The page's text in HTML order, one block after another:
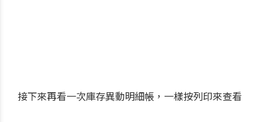
接下來再看一次庫存異動明細帳，一樣按列印來查看